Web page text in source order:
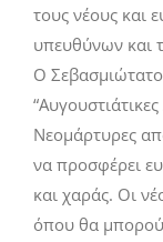
τους νέους και
υπευθύνων και
Ο
Νεομάρτυρες
να προσφέρει
και χαράς. Οι
όπου θα